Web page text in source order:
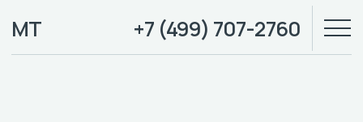
+7 (499) 707-2760
МТ